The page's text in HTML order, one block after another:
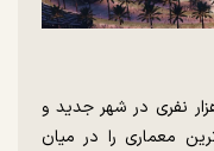
ورزشگاه شگفت‌انگیز ورزشگاهی ۴۶ هزار نفری در شهر جدید و
معماری را در میان